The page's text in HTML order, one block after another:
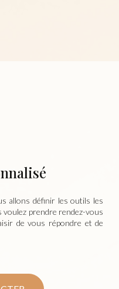
allons définir les outils les
voulez prendre rendez-vous
de vous répondre et de